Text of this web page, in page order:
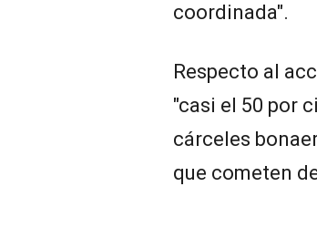
coordinada".
Respecto al
"casi el 50 por
cárceles
que cometen